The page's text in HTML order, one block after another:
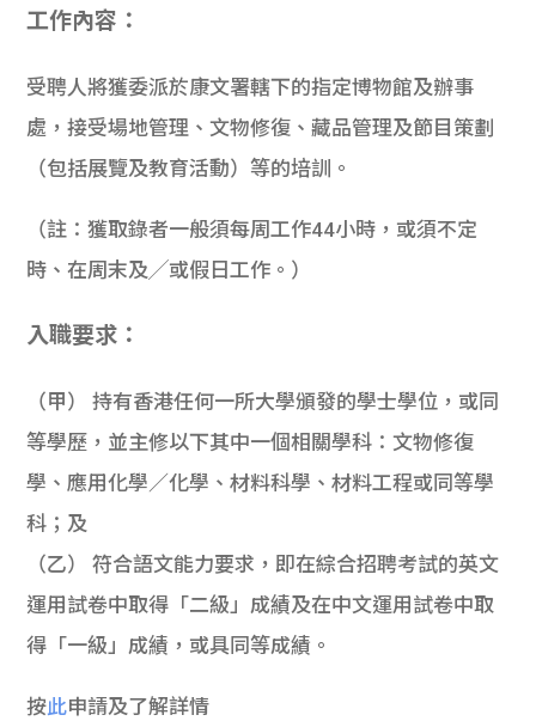
工作內容：
受聘人將獲委派於康文署轄下的指定博物館及辦事
處，接受場地管理、文物修復、藏品管理及節目策劃
（包括展覽及教育活動）等的培訓。
（註：獲取錄者一般須每周工作44小時，或須不定
時、在周末及╱或假日工作。）
入職要求：
（甲） 持有香港任何一所大學頒發的學士學位，或同
等學歷，並主修以下其中一個相關學科：文物修復
學、應用化學／化學、材料科學、材料工程或同等學
科；及
（乙） 符合語文能力要求，即在綜合招聘考試的英文
運用試卷中取得「二級」成績及在中文運用試卷中取
得「一級」成績，或具同等成績。
按此申請及了解詳情